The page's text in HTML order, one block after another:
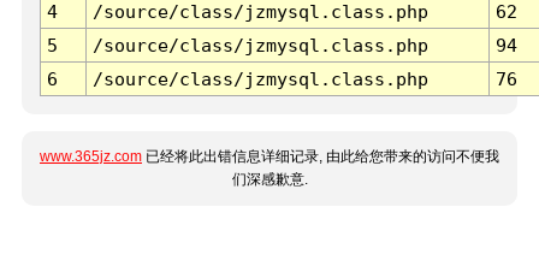
4
/source/class/jzmysql.class.php
62
5
/source/class/jzmysql.class.php
94
6
/source/class/jzmysql.class.php 76
www.365jz.com 已经将此出错信息详细记录, 由此给您带来的访问不便我
们深感歉意.